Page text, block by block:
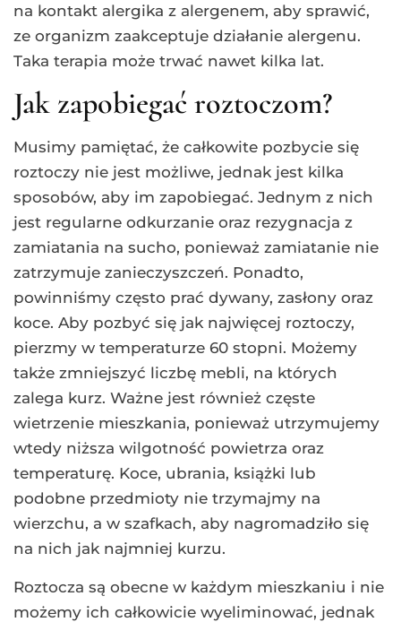
na kontakt alergika z alergenem, aby sprawić,
ze organizm zaakceptuje działanie alergenu.
Taka terapia może trwać nawet kilka lat.
Jak zapobiegać roztoczom?
Musimy pamiętać, że całkowite pozbycie się
roztoczy nie jest możliwe, jednak jest kilka
sposobów, aby im zapobiegać. Jednym z nich
jest regularne odkurzanie oraz rezygnacja z
zamiatania na sucho, ponieważ zamiatanie nie
zatrzymuje zanieczyszczeń. Ponadto,
powinniśmy często prać dywany, zasłony oraz
koce. Aby pozbyć się jak najwięcej roztoczy,
pierzmy w temperaturze 60 stopni. Możemy
także zmniejszyć liczbę mebli, na których
zalega kurz. Ważne jest również częste
wietrzenie mieszkania, ponieważ utrzymujemy
wtedy niższa wilgotność powietrza oraz
temperaturę. Koce, ubrania, książki lub
podobne przedmioty nie trzymajmy na
wierzchu, a w szafkach, aby nagromadziło się
na nich jak najmniej kurzu.
Roztocza są obecne w każdym mieszkaniu i nie
możemy ich całkowicie wyeliminować, jednak